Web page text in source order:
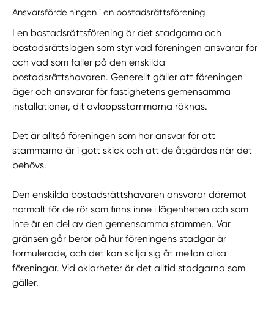
Ansvarsfördelningen i en bostadsrättsförening
I en bostadsrättsförening är det stadgarna och
bostadsrättslagen som styr vad föreningen ansvarar för
och vad som faller på den enskilda
bostadsrättshavaren. Generellt gäller att föreningen
äger och ansvarar för fastighetens gemensamma
installationer, dit avloppsstammarna räknas.
Det är alltså föreningen som har ansvar för att
stammarna är i gott skick och att de åtgärdas när det
behövs.
Den enskilda bostadsrättshavaren ansvarar däremot
normalt för de rör som finns inne i lägenheten och som
inte är en del av den gemensamma stammen. Var
gränsen går beror på hur föreningens stadgar är
formulerade, och det kan skilja sig åt mellan olika
föreningar. Vid oklarheter är det alltid stadgarna som
gäller.